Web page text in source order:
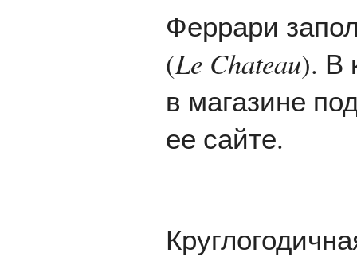
Феррари
(Le Chateau). В
в магазине
ее сайте.